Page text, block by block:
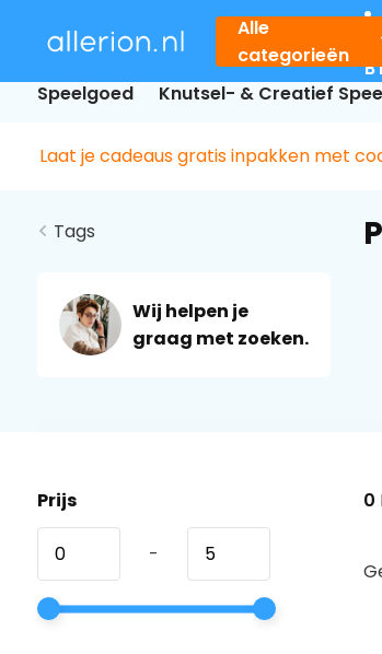
Alle
categorieën
Speelgoed Knutsel- & Creatief
Laat je cadeaus gratis inpakken met
Tags
Wij helpen je
graag met zoeken.
Prijs
-
0